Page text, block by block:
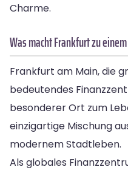
Charme.
Was macht Frankfurt zu
Frankfurt am Main, die
bedeutendes
besonderer Ort zum
einzigartige Mischung
modernem Stadtleben.
Als globales